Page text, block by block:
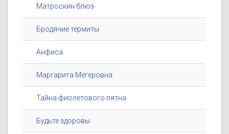
Матроскин блюз
Бродячие термиты
Анфиса
Маргарита Мегеровна
Тайна фиолетового пятна
Будьте здоровы